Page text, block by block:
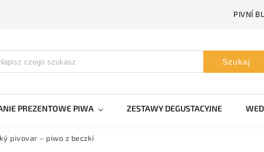
PIVNÍ
Szukaj
PREZENTOWE PIWA ZESTAWY DEGUSTACYJNE
pivovar – piwo z beczki